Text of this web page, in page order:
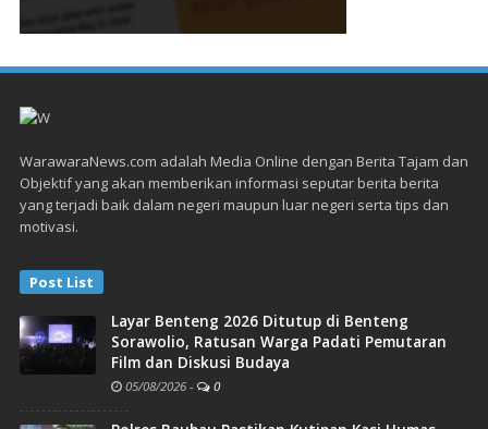
WarawaraNews.com adalah Media Online dengan Berita Tajam dan
Objektif yang akan memberikan informasi seputar berita berita
yang terjadi baik dalam negeri maupun luar negeri serta tips dan
motivasi.
Post List
Layar Benteng 2026 Ditutup di Benteng
Sorawolio, Ratusan Warga Padati Pemutaran
Film dan Diskusi Budaya
05/08/2026 - 0